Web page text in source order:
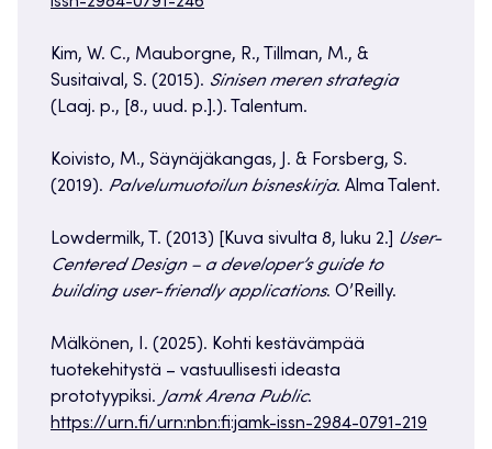
Kim, W. C., Mauborgne, R., Tillman, M., &
Susitaival, S. (2015). Sinisen meren strategia
(Laaj. p., [8., uud. p.].). Talentum.
Koivisto, M., Säynäjäkangas, J. & Forsberg, S.
(2019). Palvelumuotoilun bisneskirja. Alma Talent.
Lowdermilk, T. (2013) [Kuva sivulta 8, luku 2.]
User-
Centered Design – a developer’s guide to
building user-friendly applications. O’Reilly.
Mälkönen, I. (2025). Kohti kestävämpää
tuotekehitystä – vastuullisesti ideasta
prototyypiksi. Jamk Arena Public.
https://urn.fi/urn:nbn:fi:jamk-issn-2984-0791-219